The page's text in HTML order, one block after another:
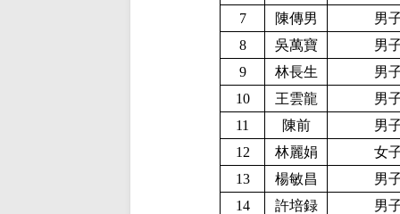
7
陳傳男
男
8
吳萬寶
男
9
林長生
男
10
王雲龍
男
11
陳前
男
12
林麗娟
女
13
楊敏昌
男
14
許培録
男